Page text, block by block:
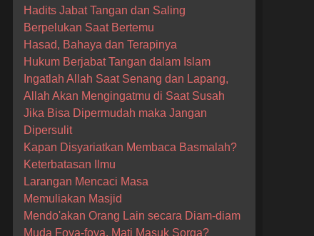
Hadits Jabat Tangan dan Saling
Berpelukan Saat Bertemu
Hasad, Bahaya dan Terapinya
Hukum Berjabat Tangan dalam Islam
Ingatlah Allah Saat Senang dan Lapang,
Allah Akan Mengingatmu di Saat Susah
Jika Bisa Dipermudah maka Jangan
Dipersulit
Kapan Disyariatkan Membaca Basmalah?
Keterbatasan Ilmu
Larangan Mencaci Masa
Memuliakan Masjid
Mendo'akan Orang Lain secara Diam-diam
Muda Foya-foya, Mati Masuk Sorga?